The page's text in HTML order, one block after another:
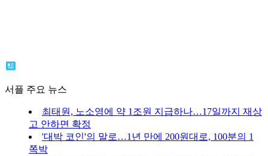
서플 주요 뉴스
최태원, 노소영에 약 1조원 지급하나…17일까지 재상
고 안하면 확정
'대박 코인'의 말로…1년 만에 200원대로, 100분의 1
쪽박